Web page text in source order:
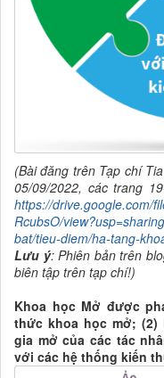
(Bài đăng trên Tạp chí
05/09/2022, các trang 19
https://drive.google.com/
RcubsO/view?usp=sharing
bat/tieu-diem/ha-tang-
Lưu ý: Phiên bản trên
biên tập trên tạp chí!)
Khoa học Mở được
thức khoa học mở; (2)
gia mở của các tác
với các hệ thống kiến